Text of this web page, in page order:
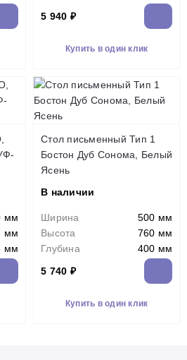
5 940 ₽
Купить в один клик
мм
мм
мм
Стол письменный Тип 1
Бостон Дуб Сонома, Белый
Ясень
В наличии
Ширина
500 мм
Высота
760 мм
Глубина
400 мм
5 740 ₽
Купить в один клик